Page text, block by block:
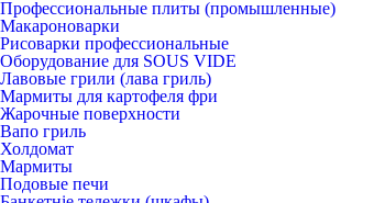
Профессиональные плиты (промышленные)
Макароноварки
Рисоварки профессиональные
Оборудование для SOUS VIDE
Лавовые грили (лава гриль)
Мармиты для картофеля фри
Жарочные поверхности
Вапо гриль
Холдомат
Мармиты
Подовые печи